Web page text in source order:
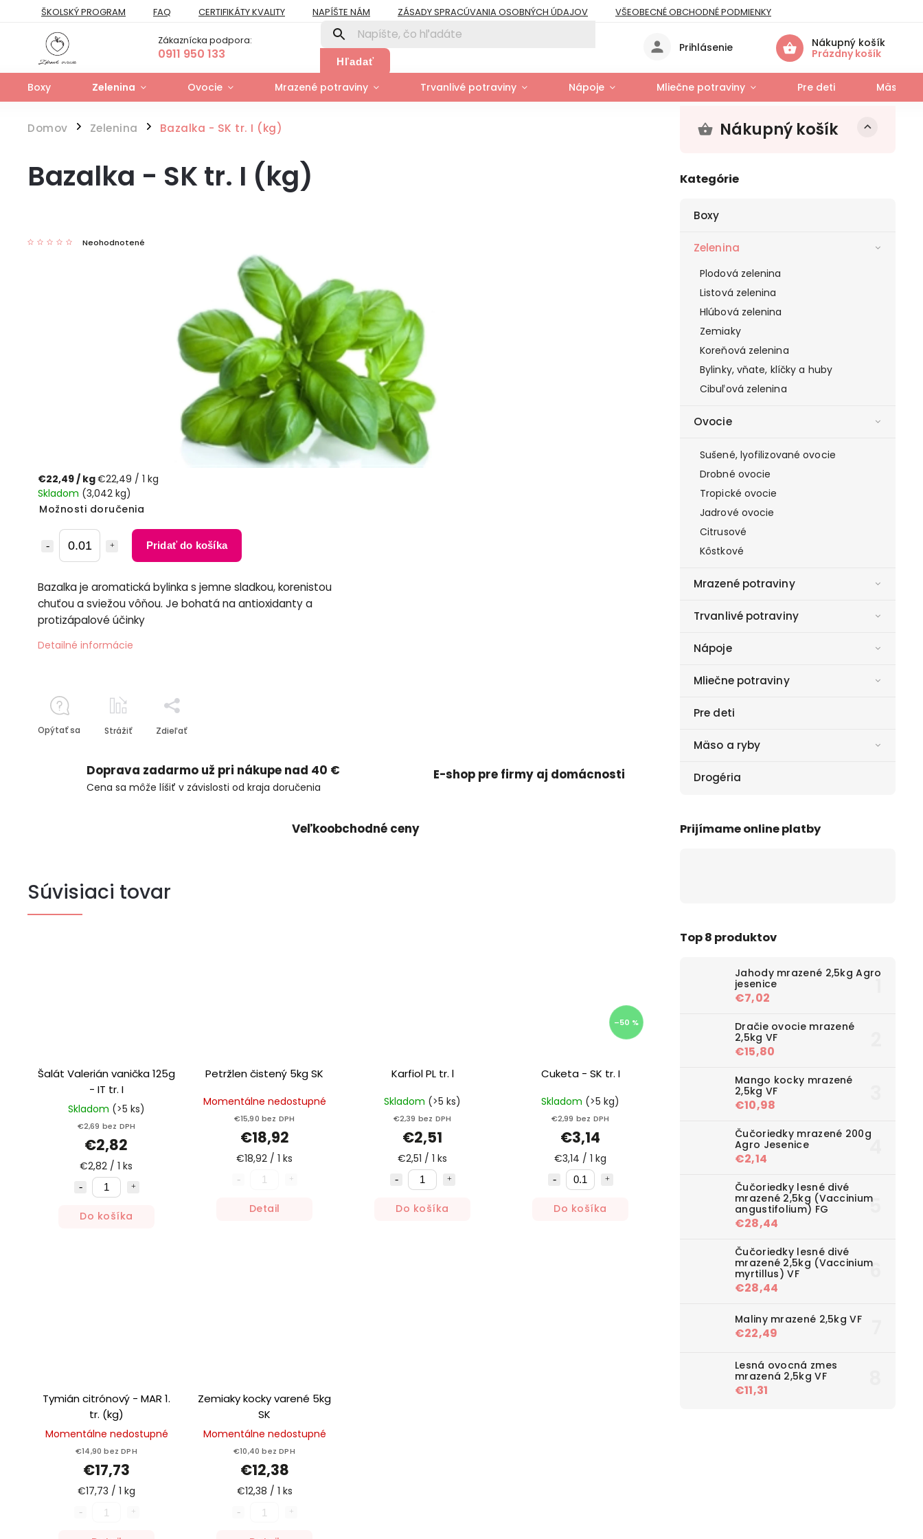
ŠKOLSKÝ PROGRAM FAQ CERTIFIKÁTY KVALITY NAPÍŠTE NÁM ZÁSADY SPRACÚVANIA OSOBNÝCH ÚDAJOV
VŠEOBECNÉ OBCHODNÉ PODMIENKY
PREPRAVNÝ PORIADOK
PRE FIRMY A ORGANIZÁCIE
ZÁSADY POUŽÍVANIA SÚBOROV COOKIES
FORMULÁR NA UPLATNENIE PRÁV ZO ZODPOVEDNOSTI ZA VADY
MOJA OBJEDNÁVKA
Zákaznícka podpora:
0911 950 133 Hľadať
Nákupný košík
Prázdny košík
Prihlásenie
Boxy Zelenina Ovocie Mrazené potraviny Trvanlivé potraviny Nápoje Mliečne potraviny Pre deti Mäso a
Domov / Zelenina / Bazalka - SK tr. I (kg) Nákupný košík
Kategórie
Boxy
Zelenina
Plodová zelenina
Listová zelenina
Hlúbová zelenina
Zemiaky
Koreňová zelenina
Bylinky, vňate, klíčky a huby
Cibuľová zelenina
Ovocie
Sušené, lyofilizované ovocie
Drobné ovocie
Tropické ovocie
Jadrové ovocie
Citrusové
Kôstkové
Mrazené potraviny
Trvanlivé potraviny
Nápoje
Mliečne potraviny
Pre deti
Mäso a ryby
Drogéria
Prijímame online platby
Top 8 produktov
Jahody mrazené 2,5kg Agro
jesenice
€7,02
Dračie ovocie mrazené
2,5kg VF
€15,80
Mango kocky mrazené
2,5kg VF
€10,98
Čučoriedky mrazené 200g
Agro Jesenice
€2,14
Čučoriedky lesné divé
mrazené 2,5kg (Vaccinium
angustifolium) FG
€28,44
Čučoriedky lesné divé
mrazené 2,5kg (Vaccinium
myrtillus) VF
€28,44
Maliny mrazené 2,5kg VF
€22,49
Lesná ovocná zmes
mrazená 2,5kg VF
€11,31
Bazalka - SK tr. I (kg)
Neohodnotené
€22,49 / kg€22,49 / 1 kg
Skladom (3,042 kg)
Možnosti doručenia
Pridať do košíka
Bazalka je aromatická bylinka s jemne sladkou, korenistou
chuťou a sviežou vôňou. Je bohatá na antioxidanty a
protizápalové účinky
Detailné informácie
Opýtať sa Strážiť Zdieľať
Doprava zadarmo už pri nákupe nad 40 €
Cena sa môže líšiť v závislosti od kraja doručenia
E-shop pre firmy aj domácnosti
Veľkoobchodné ceny
Súvisiaci tovar
Šalát Valerián vanička 125g
- IT tr. I
Skladom (>5 ks)
€2,69 bez DPH
€2,82
€2,82 / 1 ks
Do košíka
Petržlen čistený 5kg SK
Momentálne nedostupné
€15,90 bez DPH
€18,92
€18,92 / 1 ks
Detail
Karfiol PL tr. l
Skladom (>5 ks)
€2,39 bez DPH
€2,51
€2,51 / 1 ks
Do košíka
–50 %
Cuketa - SK tr. I
Skladom (>5 kg)
€2,99 bez DPH
€3,14
€3,14 / 1 kg
Do košíka
Tymián citrónový - MAR 1.
tr. (kg)
Momentálne nedostupné
€14,90 bez DPH
€17,73
€17,73 / 1 kg
Zemiaky kocky varené 5kg
SK
Momentálne nedostupné
€10,40 bez DPH
€12,38
€12,38 / 1 ks